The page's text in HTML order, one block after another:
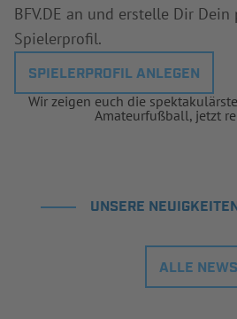
BFV.DE an und erstelle Dir Dein
Spielerprofil.
SPIELERPROFIL ANLEGEN
Wir zeigen euch die
Amateurfußball, jetzt
UNSERE
ALLE NEWS